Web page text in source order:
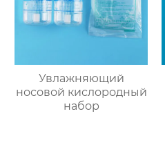
Увлажняющий
носовой кислородный
набор